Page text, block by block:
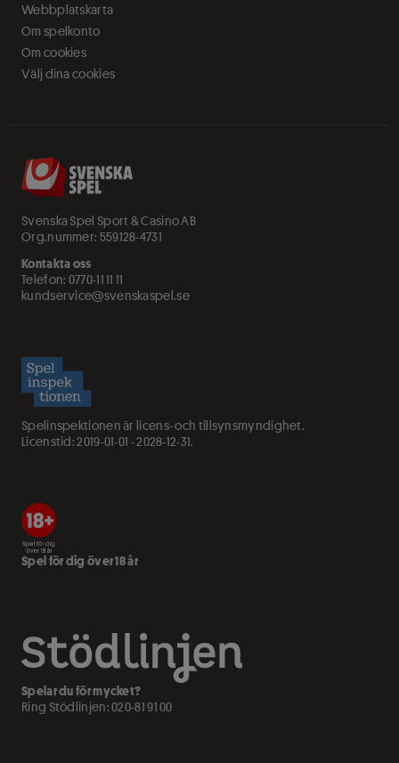
Webbplatskarta
Om spelkonto
Om cookies
Välj dina cookies
Svenska Spel Sport & Casino AB
Org.nummer: 559128-4731
Kontakta oss
Telefon: 0770-11 11 11
kundservice@svenskaspel.se
Spelinspektionen är licens- och tillsynsmyndighet.
Licenstid: 2019-01-01 - 2028-12-31.
Spel för dig över 18 år
Spelar du för mycket?
Ring Stödlinjen:020-81 91 00